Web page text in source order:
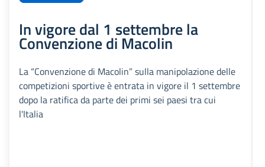
In vigore dal 1 settembre la
Convenzione di Macolin
La “Convenzione di Macolin” sulla manipolazione delle
competizioni sportive è entrata in vigore il 1 settembre
dopo la ratifica da parte dei primi sei paesi tra cui
l'Italia